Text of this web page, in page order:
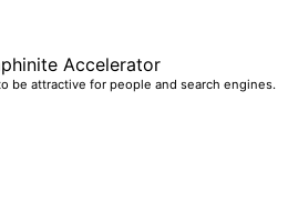
Accelerator
be attractive for people and search engines.